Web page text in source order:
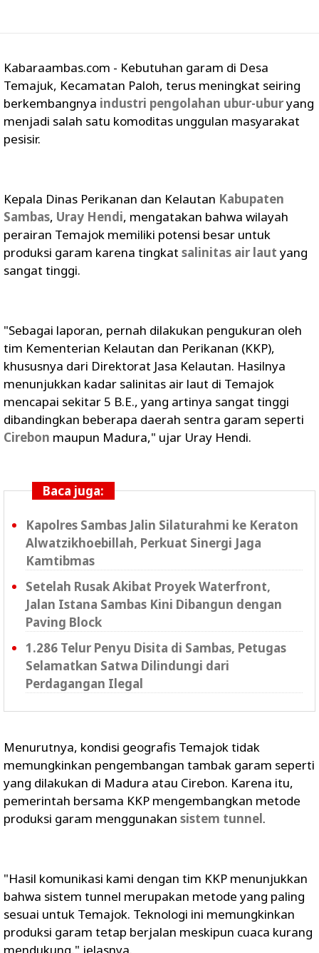
Kabaraambas.com - Kebutuhan garam di Desa
Temajuk, Kecamatan Paloh, terus meningkat seiring
berkembangnya industri pengolahan ubur-uburyang
menjadi salah satu komoditas unggulan masyarakat
pesisir.
Kepala Dinas Perikanan dan Kelautan Kabupaten
Sambas, Uray Hendi, mengatakan bahwa wilayah
perairan Temajok memiliki potensi besar untuk
produksi garam karena tingkat salinitas air laut yang
sangat tinggi.
"Sebagai laporan, pernah dilakukan pengukuran oleh
tim Kementerian Kelautan dan Perikanan (KKP),
khususnya dari Direktorat Jasa Kelautan. Hasilnya
menunjukkan kadar salinitas air laut di Temajok
mencapai sekitar 5 B.E., yang artinya sangat tinggi
dibandingkan beberapa daerah sentra garam seperti
Cirebon maupun Madura," ujar Uray Hendi.
Baca juga:
Kapolres Sambas Jalin Silaturahmi ke Keraton
Alwatzikhoebillah, Perkuat Sinergi Jaga
Kamtibmas
Setelah Rusak Akibat Proyek Waterfront,
Jalan Istana Sambas Kini Dibangun dengan
Paving Block
1.286 Telur Penyu Disita di Sambas, Petugas
Selamatkan Satwa Dilindungi dari
Perdagangan Ilegal
Menurutnya, kondisi geografis Temajok tidak
memungkinkan pengembangan tambak garam seperti
yang dilakukan di Madura atau Cirebon. Karena itu,
pemerintah bersama KKP mengembangkan metode
produksi garam menggunakan sistem tunnel.
"Hasil komunikasi kami dengan tim KKP menunjukkan
bahwa sistem tunnel merupakan metode yang paling
sesuai untuk Temajok. Teknologi ini memungkinkan
produksi garam tetap berjalan meskipun cuaca kurang